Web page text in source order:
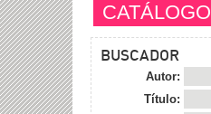
CATÁLOGO
BUSCADOR
Autor:
Título: